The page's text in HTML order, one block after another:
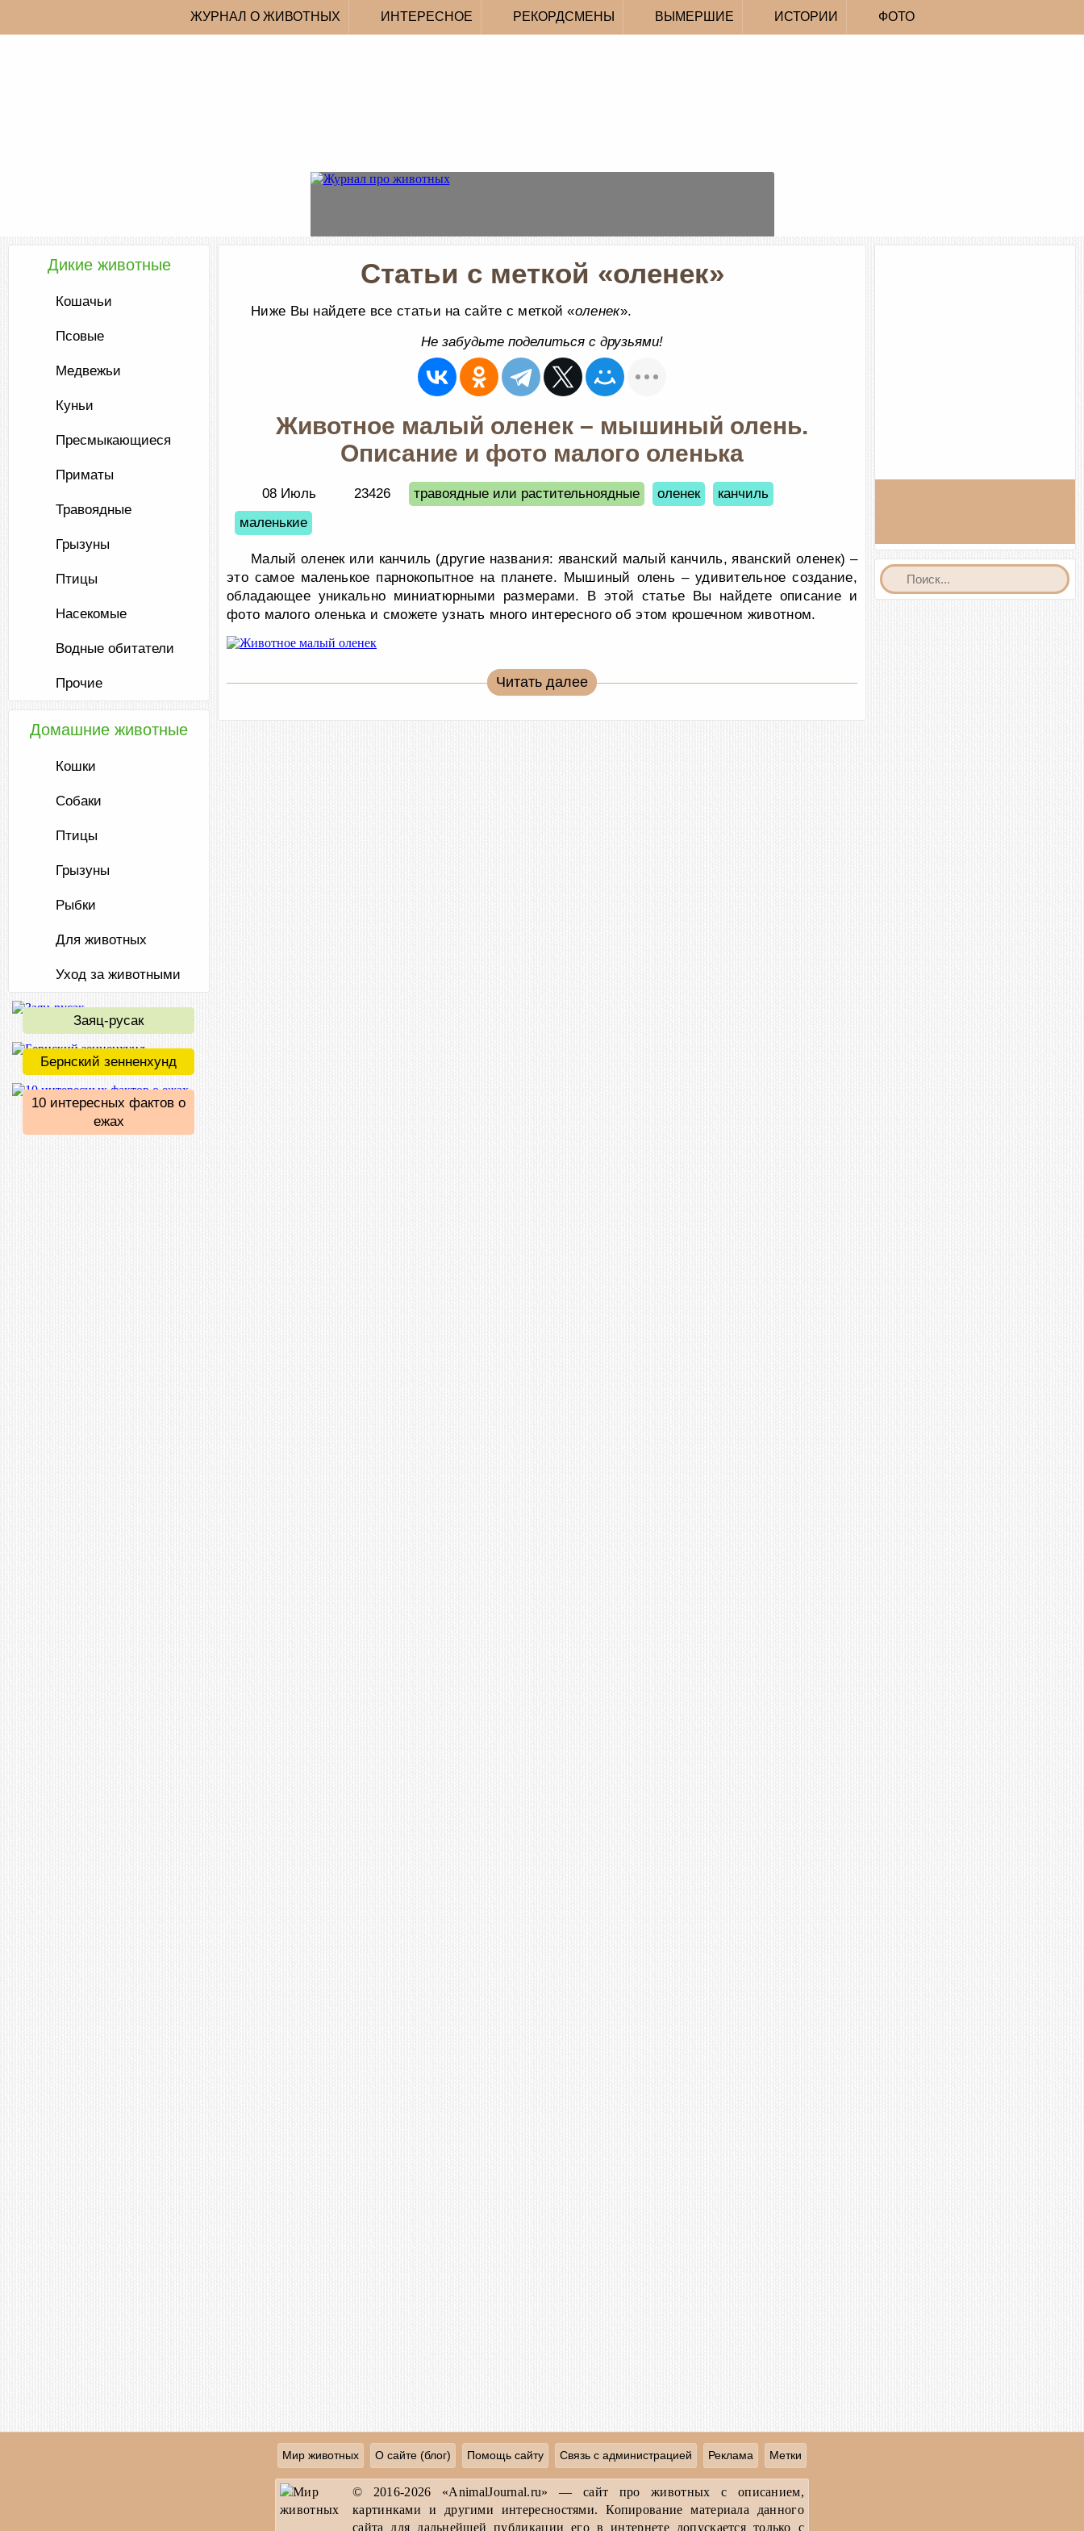
ЖУРНАЛ О ЖИВОТНЫХ ИНТЕРЕСНОЕ РЕКОРДСМЕНЫ ВЫМЕРШИЕ ИСТОРИИ ФОТО
Статьи с меткой «оленек»
Ниже Вы найдете все статьи на сайте с меткой «оленек».
Не забудьте поделиться с друзьями!
Животное малый оленек – мышиный олень.
Описание и фото малого оленька
08 Июль 23426 травоядные или растительноядные оленек
канчиль
маленькие
Малый оленек или канчиль (другие названия: яванский малый канчиль, яванский оленек) –
это самое маленькое парнокопытное на планете. Мышиный олень – удивительное создание,
обладающее уникально миниатюрными размерами. В этой статье Вы найдете описание и
фото малого оленька и сможете узнать много интересного об этом крошечном животном.
Читать далее
Дикие животные
Кошачьи
Псовые
Медвежьи
Куньи
Пресмыкающиеся
Приматы
Травоядные
Грызуны
Птицы
Насекомые
Водные обитатели
Прочие
Домашние животные
Кошки
Собаки
Птицы
Грызуны
Рыбки
Для животных
Уход за животными
Заяц-русак
Бернский зенненхунд
10 интересных фактов о
ежах
Мир животных О сайте (блог) Помощь сайту Связь с администрацией Реклама Метки
© 2016-2026 «AnimalJournal.ru» — сайт про животных с описанием,
картинками и другими интересностями. Копирование материала данного
сайта для дальнейшей публикации его в интернете допускается только с